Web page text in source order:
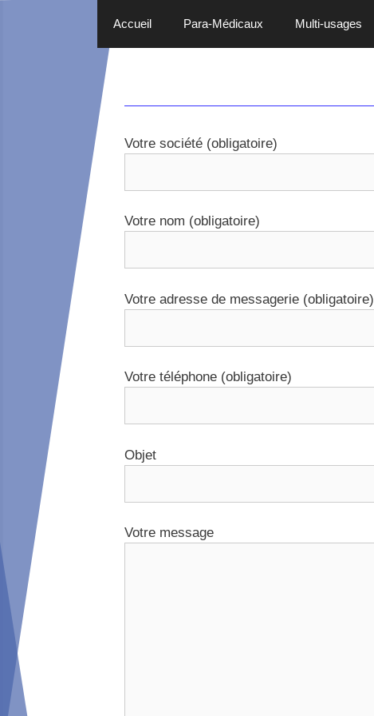
Accueil Para-Médicaux Multi-usages
Votre société (obligatoire)
Votre nom (obligatoire)
Votre adresse de messagerie (obligatoire)
Votre téléphone (obligatoire)
Objet
Votre message